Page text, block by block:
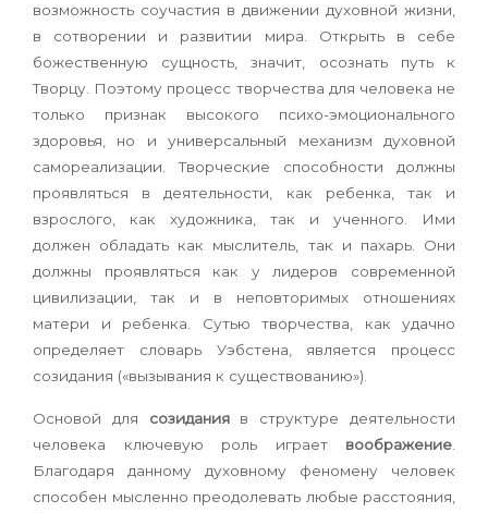
возможность соучастия в движении духовной жизни,
в сотворении и развитии мира. Открыть в себе
божественную сущность, значит, осознать путь к
Творцу. Поэтому процесс творчества для человека не
только признак высокого психо-эмоционального
здоровья, но и универсальный механизм духовной
самореализации. Творческие способности должны
проявляться в деятельности, как ребенка, так и
взрослого, как художника, так и ученного. Ими
должен обладать как мыслитель, так и пахарь. Они
должны проявляться как у лидеров современной
цивилизации, так и в неповторимых отношениях
матери и ребенка. Сутью творчества, как удачно
определяет словарь Уэбстена, является процесс
созидания («вызывания к существованию»).
Основой для созиданияв структуре деятельности
человека ключевую роль играет воображение.
Благодаря данному духовному феномену человек
способен мысленно преодолевать любые расстояния,